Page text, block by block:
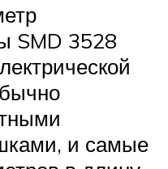
SMD 3528
и самые